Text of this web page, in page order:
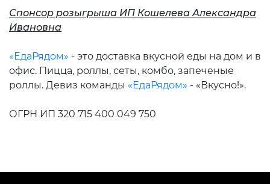
Спонсор розыгрыша ИП Кошелева Александра
Ивановна
«ЕдаРядом» - это доставка вкусной еды на дом и в
офис. Пицца, роллы, сеты, комбо, запеченые
роллы. Девиз команды «ЕдаРядом» - «Вкусно!».
ОГРН ИП 320 715 400 049 750